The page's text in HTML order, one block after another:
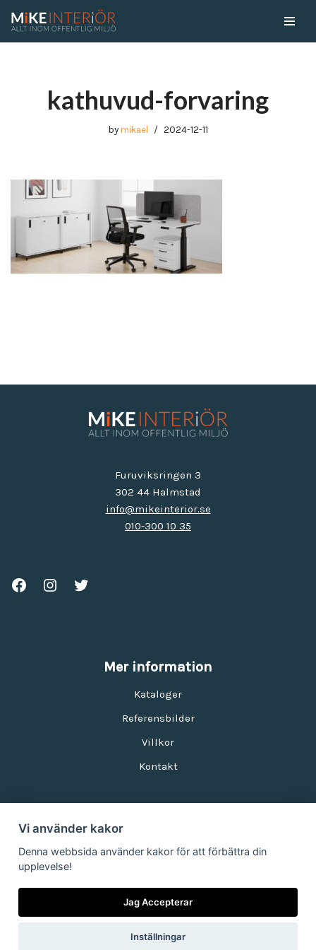
kathuvud-forvaring
by mikael 2024-12-11
Furuviksringen 3
302 44 Halmstad
info@mikeinterior.se
010-300 10 35
Mer information
Kataloger
Referensbilder
Villkor
Kontakt
Vi använder kakor
Denna webbsida använder kakor för att förbättra din
upplevelse!
Jag Accepterar
Inställningar